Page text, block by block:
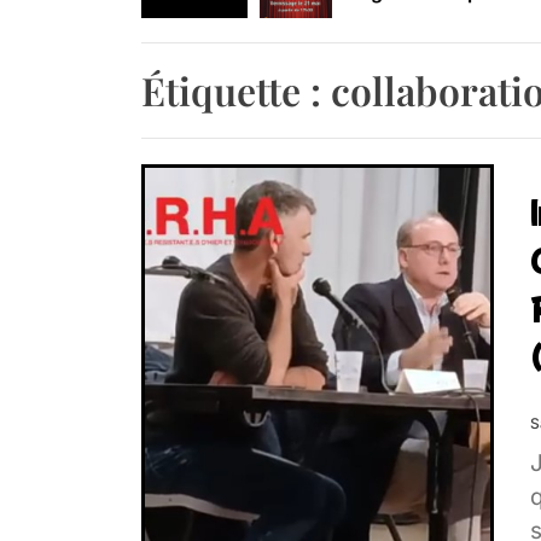
Retrouvez-nous au
Étiquette :